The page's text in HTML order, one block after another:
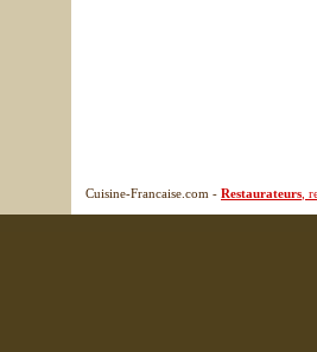
Cuisine-Francaise.com - Restaurateurs ,